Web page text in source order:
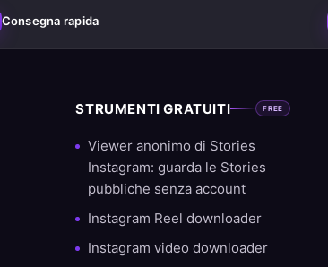
Consegna rapida
STRUMENTI GRATUITI FREE
Viewer anonimo di Stories
Instagram: guarda le Stories
pubbliche senza account
Instagram Reel downloader
Instagram video downloader